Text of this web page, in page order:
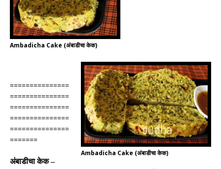
Ambadicha Cake (अंबाडीचा केक)
Ambadicha Cake (अंबाडीचा केक)
===============
===============
===============
===============
===============
=======
अंबाडीचा केक–